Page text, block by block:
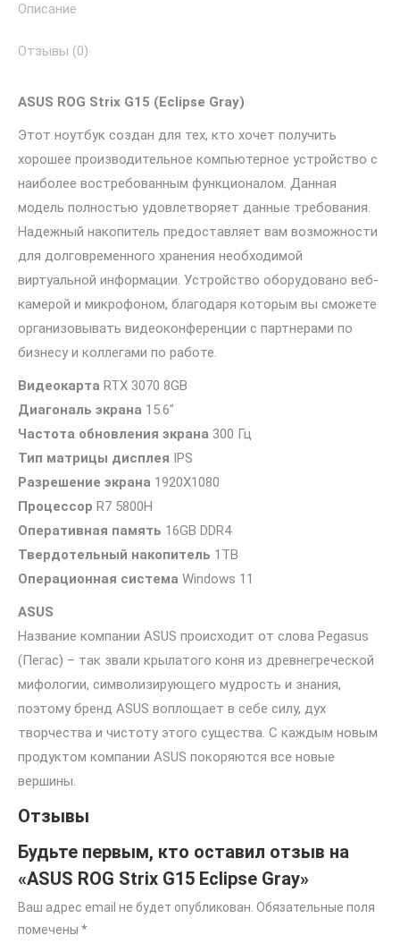
Описание
Отзывы (0)
ASUS ROG Strix G15 (Eclipse Gray)
Этот ноутбук создан для тех, кто хочет получить
хорошее производительное компьютерное устройство с
наиболее востребованным функционалом. Данная
модель полностью удовлетворяет данные требования.
Надежный накопитель предоставляет вам возможности
для долговременного хранения необходимой
виртуальной информации. Устройство оборудовано веб-
камерой и микрофоном, благодаря которым вы сможете
организовывать видеоконференции с партнерами по
бизнесу и коллегами по работе.
Видеокарта RTX 3070 8GB
Диагональ экрана 15.6″
Частота обновления экрана 300 Гц
Тип матрицы дисплея IPS
Разрешение экрана 1920X1080
Процессор R7 5800H
Оперативная память 16GB DDR4
Твердотельный накопитель 1TB
Операционная система Windows 11
ASUS
Название компании ASUS происходит от слова Pegasus
(Пегас) – так звали крылатого коня из древнегреческой
мифологии, символизирующего мудрость и знания,
поэтому бренд ASUS воплощает в себе силу, дух
творчества и чистоту этого существа. С каждым новым
продуктом компании ASUS покоряются все новые
вершины.
Отзывы
Будьте первым, кто оставил отзыв на
«ASUS ROG Strix G15 Eclipse Gray»
Ваш адрес email не будет опубликован. Обязательные поля
помечены *